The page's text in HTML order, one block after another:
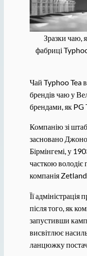
Зразки чаю,
фабриці
Чай Typhoo Tea
брендів чаю у
брендами, як PG
Компанію зі
засновано
Бірмінгемі, у
часткою володіє
компанія
Її
після того, як
запустивши
висвітлює
ланцюжку